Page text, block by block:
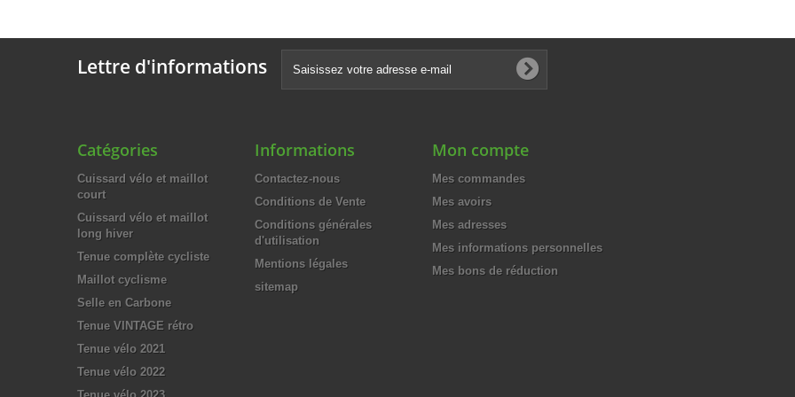
Lettre d'informations
Catégories
Cuissard vélo et maillot
court
Cuissard vélo et maillot
long hiver
Tenue complète cycliste
Maillot cyclisme
Selle en Carbone
Tenue VINTAGE rétro
Tenue vélo 2021
Tenue vélo 2022
Informations
Contactez-nous
Conditions de Vente
Conditions générales
d'utilisation
Mentions légales
sitemap
Mon compte
Mes commandes
Mes avoirs
Mes adresses
Mes informations personnelles
Mes bons de réduction